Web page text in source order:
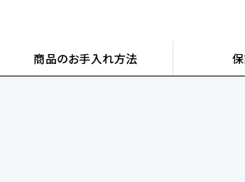
商品のお手入れ方法